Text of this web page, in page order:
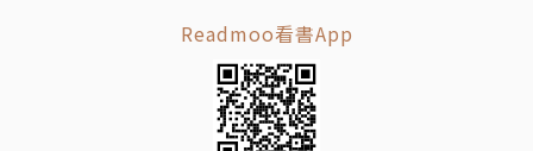
Readmoo看書App